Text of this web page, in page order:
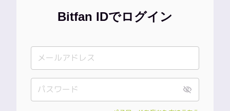
Bitfan IDでログイン